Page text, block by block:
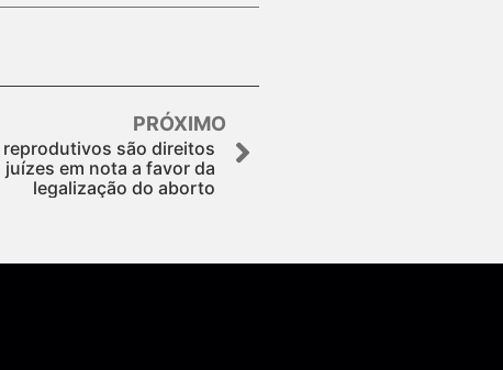
PRÓXIMO
reprodutivos são direitos
juízes em nota a favor da
legalização do aborto